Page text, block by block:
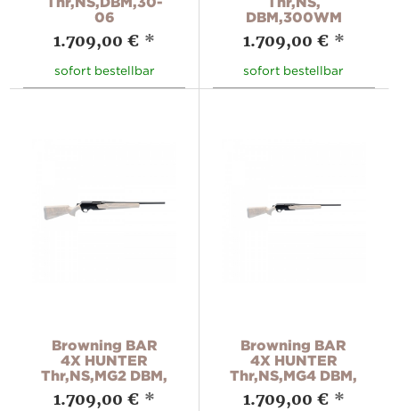
06
1.709,00 € *
sofort bestellbar
DBM,300WM
1.709,00 € *
sofort bestellbar
Browning BAR
4X HUNTER
Thr,NS,MG2 DBM,
1.709,00 € *
Browning BAR
4X HUNTER
Thr,NS,MG4 DBM,
1.709,00 € *